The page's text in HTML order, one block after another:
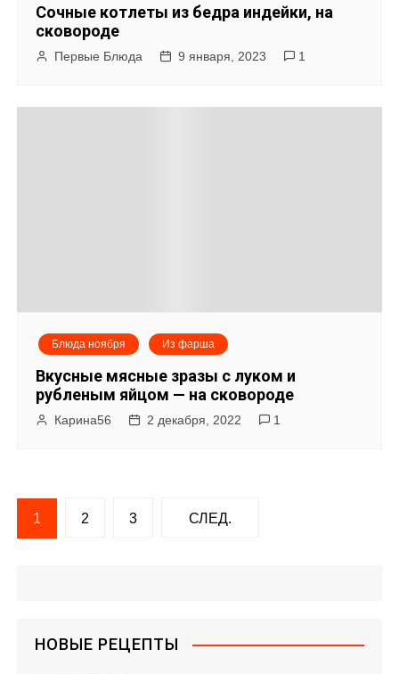
Сочные котлеты из бедра индейки, на
сковороде
Первые Блюда 9 января, 2023 1
Блюда ноября Из фарша
Вкусные мясные зразы с луком и
рубленым яйцом — на сковороде
Карина56 2 декабря, 2022 1
Н
1 2 3 СЛЕД.
НОВЫЕ РЕЦЕПТЫ